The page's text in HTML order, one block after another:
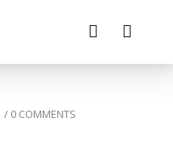
/ 0 COMMENTS